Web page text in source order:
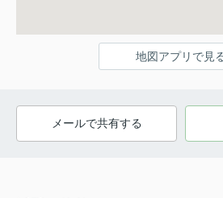
地図アプリで見
メールで共有する